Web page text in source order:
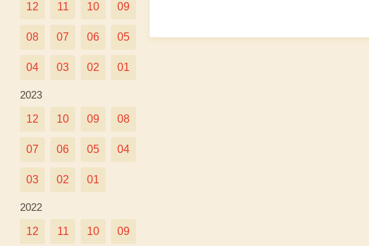
12 11 10 09
08 07 06 05
04 03 02 01
2023
12 10 09 08
07 06 05 04
03 02 01
2022
12 11 10 09